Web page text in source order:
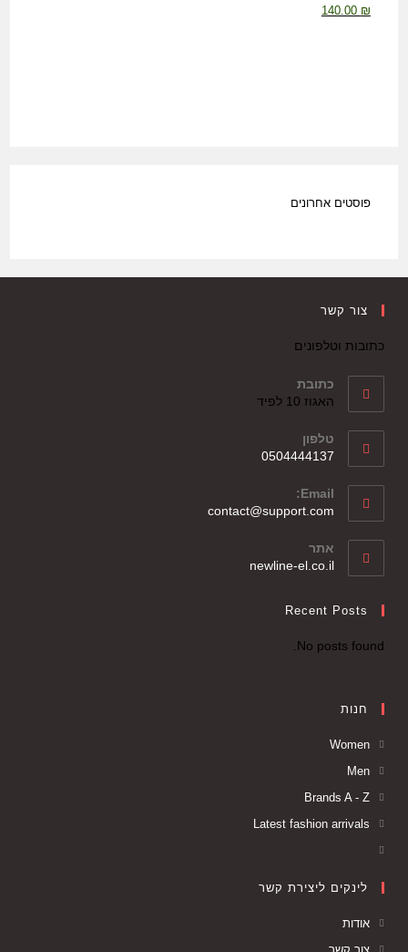
140.00 ₪
פוסטים אחרונים
צור קשר
כתובות וטלפונים
כתובת
האגוז 10 לפיד
טלפון
0504444137
Email:
contact@support.com
אתר
newline-el.co.il
Recent Posts
No posts found.
חנות
Women
Men
Brands A - Z
Latest fashion arrivals
לינקים ליצירת קשר
אודות